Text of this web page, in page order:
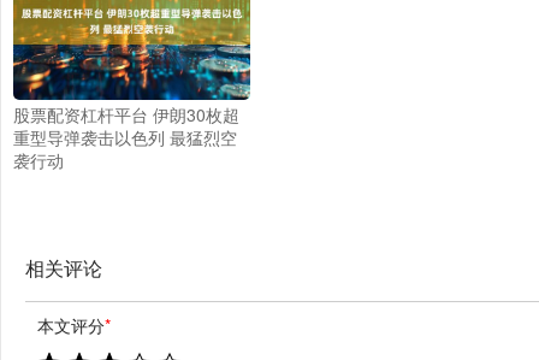
股票配资杠杆平台 伊朗30枚超
重型导弹袭击以色列 最猛烈空
袭行动
相关评论
本文评分*